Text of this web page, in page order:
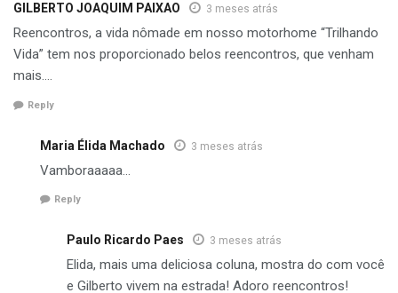
GILBERTO JOAQUIM PAIXAO 3 meses atrás
Reencontros, a vida nômade em nosso motorhome “Trilhando
Vida” tem nos proporcionado belos reencontros, que venham
mais….
Reply
Maria Élida Machado 3 meses atrás
Vamboraaaaa…
Reply
Paulo Ricardo Paes 3 meses atrás
Elida, mais uma deliciosa coluna, mostra do com você
e Gilberto vivem na estrada! Adoro reencontros!